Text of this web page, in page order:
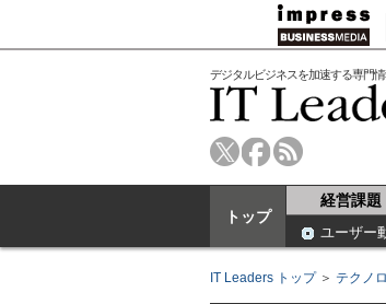
デジタルビジネスを加速する専門
トップ
経営課題
ユーザー
IT Leaders トップ＞ テクノ